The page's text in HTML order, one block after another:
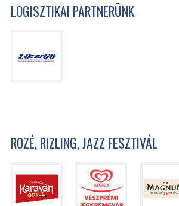
LOGISZTIKAI PARTNERÜNK
ROZÉ, RIZLING, JAZZ FESZTIVÁL